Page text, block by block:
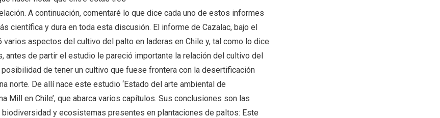
A continuación, comentaré lo que dice cada uno de estos informes
científica y dura en toda esta discusión. El informe de Cazalac, bajo el
varios aspectos del cultivo del palto en laderas en Chile y, tal como lo dice
antes de partir el estudio le pareció importante la relación del cultivo del
de tener un cultivo que fuese frontera con la desertificación
norte. De allí nace este estudio ‘Estado del arte ambiental de
Mill en Chile’, que abarca varios capítulos. Sus conclusiones son las
y ecosistemas presentes en plantaciones de paltos: Este